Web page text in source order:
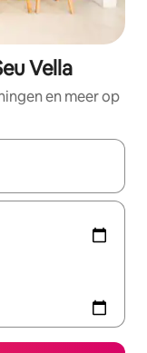
Vella
en meer op
maak je een keuze